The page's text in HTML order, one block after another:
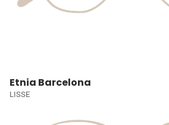
Etnia Barcelona
LISSE